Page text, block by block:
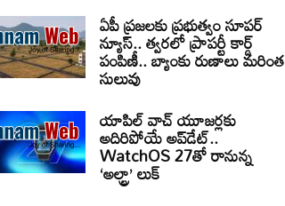
ఏపీ ప్రజలకు ప్రభుత్వం సూపర్
న్యూస్.. త్వరలో ప్రాపర్టీ కార్డ్
పంపిణీ.. బ్యాంకు రుణాలు మరింత
సులువు
యాపిల్ వాచ్ యూజర్లకు
అదిరిపోయే అప్‌డేట్..
WatchOS 27తో రానున్న
‘అల్ట్రా’ లుక్